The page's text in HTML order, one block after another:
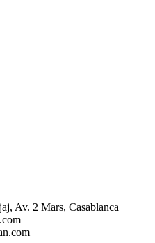
Av. 2 Mars, Casablanca